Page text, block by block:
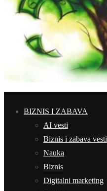
BIZNIS I ZABAVA
AI vesti
Biznis i zabava vesti
Nauka
Biznis
Digitalni marketing